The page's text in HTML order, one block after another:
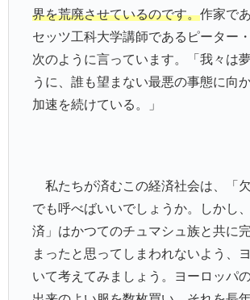
界を荒廃させているのです。作家で
セッツ工科大学講師であるピーター
次のように言っています。「我々は
うに、誰も望まない最悪の事態に向
加速を続けている。」
私たちが済むこの経済社会は、「
でも呼べばいいでしょうか。しかし
済」はかつてのチュマシュ族と共に
まったと思ってしまわれないよう、
いて考えてみましょう。ヨーロッパ